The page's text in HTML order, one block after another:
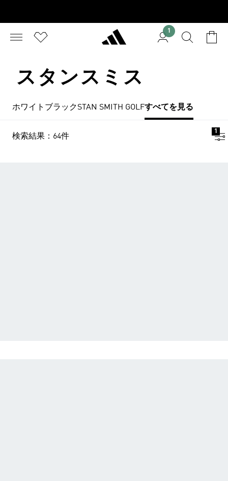
1
スタンスミス
ホワイト ブラックSTAN SMITH GOLFすべてを見る
検索結果：64件
1